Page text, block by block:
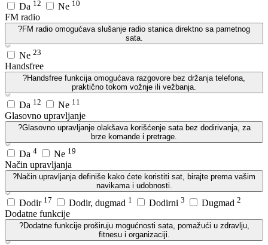
Da 12 Ne 10
FM radio
?FM radio omogućava slušanje radio stanica direktno sa pametnog
sata.
Ne 23
Handsfree
?Handsfree funkcija omogućava razgovore bez držanja telefona,
praktično tokom vožnje ili vežbanja.
Da 12 Ne 11
Glasovno upravljanje
?Glasovno upravljanje olakšava korišćenje sata bez dodirivanja, za
brze komande i pretrage.
Da 4 Ne 19
Način upravljanja
?Način upravljanja definiše kako ćete koristiti sat, birajte prema vašim
navikama i udobnosti.
Dodir 17 Dodir, dugmad 1 Dodirni 3 Dugmad 2
Dodatne funkcije
?Dodatne funkcije proširuju mogućnosti sata, pomažući u zdravlju,
fitnesu i organizaciji.